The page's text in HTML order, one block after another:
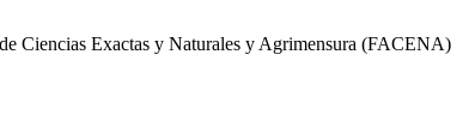
Ciencias Exactas y Naturales y Agrimensura (FACENA)